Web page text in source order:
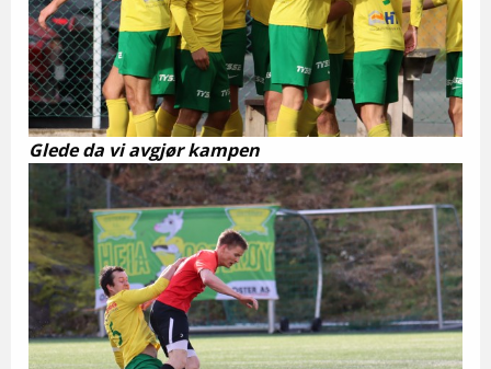
Glede da vi avgjør kampen